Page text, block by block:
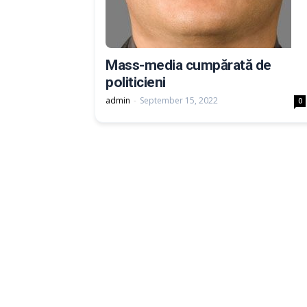
Mass-media cumpărată de
politicieni
admin - September 15, 2022 0